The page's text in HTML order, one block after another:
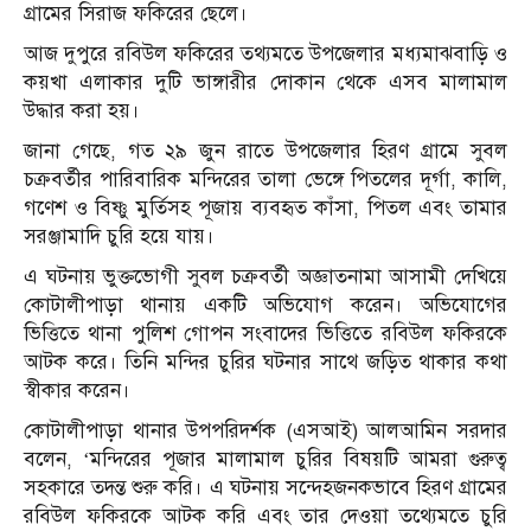
গ্রামের সিরাজ ফকিরের ছেলে।
আজ দুপুরে রবিউল ফকিরের তথ্যমতে উপজেলার মধ্যমাঝবাড়ি ও
কয়খা এলাকার দুটি ভাঙ্গারীর দোকান থেকে এসব মালামাল
উদ্ধার করা হয়।
জানা গেছে, গত ২৯ জুন রাতে উপজেলার হিরণ গ্রামে সুবল
চক্রবর্তীর পারিবারিক মন্দিরের তালা ভেঙ্গে পিতলের দূর্গা, কালি,
গণেশ ও বিষ্ণু মুর্তিসহ পূজায় ব্যবহৃত কাঁসা, পিতল এবং তামার
সরঞ্জামাদি চুরি হয়ে যায়।
এ ঘটনায় ভুক্তভোগী সুবল চক্রবর্তী অজ্ঞাতনামা আসামী দেখিয়ে
কোটালীপাড়া থানায় একটি অভিযোগ করেন। অভিযোগের
ভিত্তিতে থানা পুলিশ গোপন সংবাদের ভিত্তিতে রবিউল ফকিরকে
আটক করে। তিনি মন্দির চুরির ঘটনার সাথে জড়িত থাকার কথা
স্বীকার করেন।
কোটালীপাড়া থানার উপপরিদর্শক (এসআই) আলআমিন সরদার
বলেন, ‘মন্দিরের পূজার মালামাল চুরির বিষয়টি আমরা গুরুত্ব
সহকারে তদন্ত শুরু করি। এ ঘটনায় সন্দেহজনকভাবে হিরণ গ্রামের
রবিউল ফকিরকে আটক করি এবং তার দেওয়া তথ্যেমতে চুরি